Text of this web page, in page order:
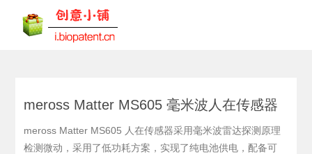
meross Matter MS605 毫米波人在传感器
meross Matter MS605 人在传感器采用毫米波雷达探测原理
检测微动，采用了低功耗方案，实现了纯电池供电，配备可